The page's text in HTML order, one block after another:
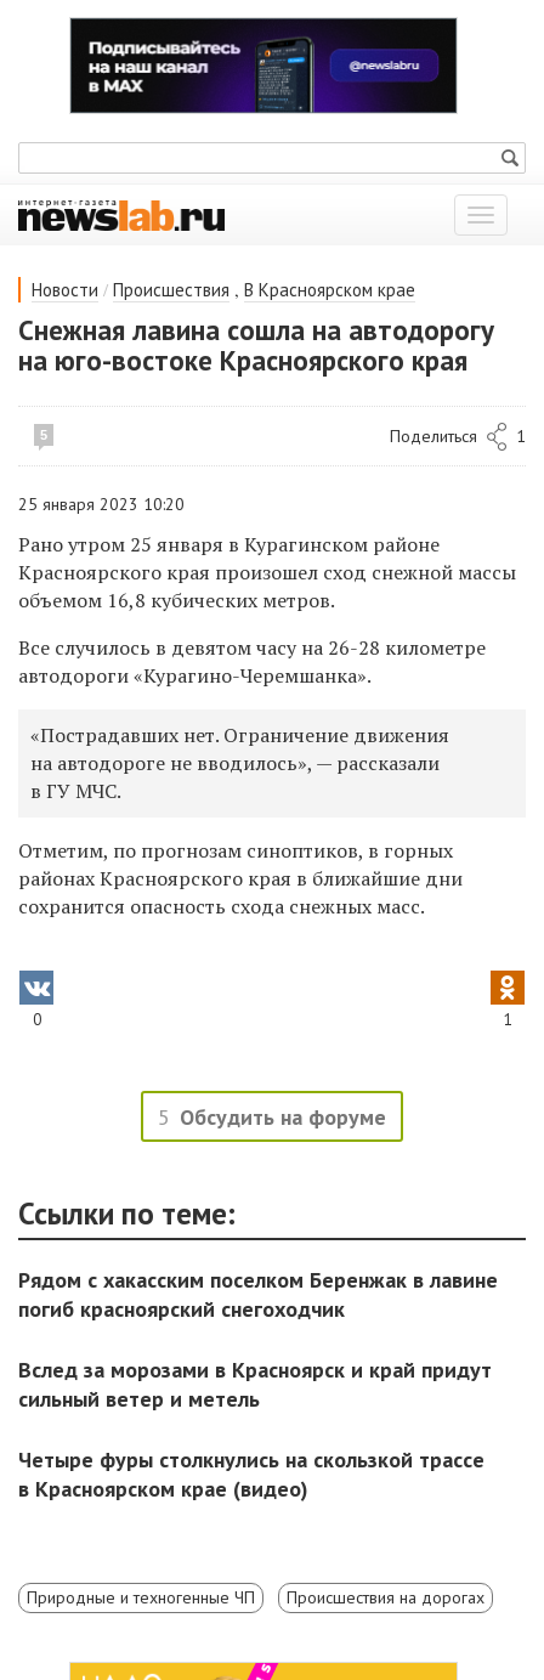
Показать
меню
Новости / Происшествия , В Красноярском крае
Снежная лавина сошла на автодорогу
на юго-востоке Красноярского края
5 Поделиться 1
25 января 2023 10:20
Рано утром 25 января в Курагинском районе
Красноярского края произошел сход снежной массы
объемом 16,8 кубических метров.
Все случилось в девятом часуна 26-28 километре
автодороги «Курагино-Черемшанка».
«Пострадавших нет. Ограничение движения
на автодороге не вводилось», — рассказали
в ГУ МЧС.
Отметим, по прогнозам синоптиков, в горных
районах Красноярского края в ближайшие дни
сохранится опасность схода снежных масс.
0 1
5 Обсудить на форуме
Ссылки по теме:
Рядом с хакасским поселком Беренжак в лавине
погиб красноярский снегоходчик
Вслед за морозами в Красноярск и край придут
сильный ветер и метель
Четыре фуры столкнулись на скользкой трассе
в Красноярском крае (видео)
Природные и техногенные ЧП Происшествия на дорогах